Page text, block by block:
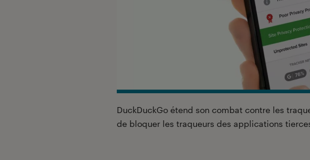
DuckDuckGo étend son combat contre les
de bloquer les traqueurs des applications